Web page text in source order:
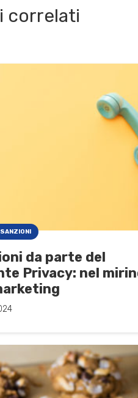
correlati
SANZIONI
da parte del
Privacy: nel